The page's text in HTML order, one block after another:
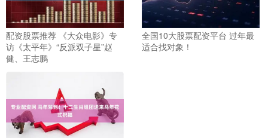
配资股票推荐 《大众电影》专
访《太平年》“反派双子星”赵
健、王志鹏
全国10大股票配资平台 过年最
适合找对象！